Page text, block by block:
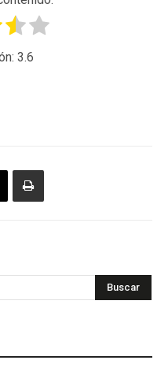
3.6
Buscar